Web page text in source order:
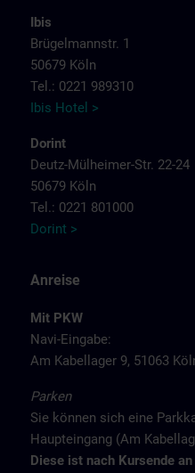
Ibis
Brügelmannstr. 1
50679 Köln
Tel.: 0221 989310
Ibis Hotel >
Dorint
Deutz-Mülheimer-Str. 22-24
50679 Köln
Tel.: 0221 801000
Dorint >
Anreise
Mit PKW
Navi-Eingabe:
Am Kabellager 9, 51063
Parken
Sie können sich eine
Haupteingang (Am
Diese ist nach Kursende